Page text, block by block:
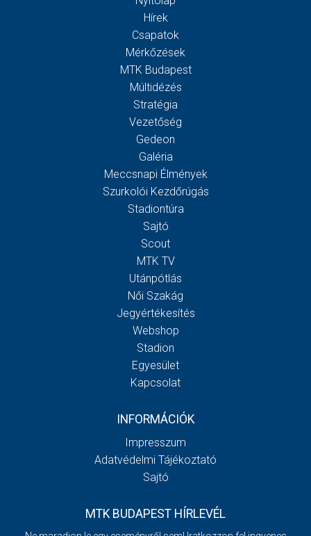
Hírek
Csapatok
Mérkőzések
MTK Budapest
Múltidézés
Stratégia
Vezetőség
Gedeon
Galéria
Meccsnapi Élmények
Szurkolói Kezdőrúgás
Stadiontúra
Sajtó
Scout
MTK TV
Utánpótlás
Női Szakág
Jegyértékesítés
Webshop
Stadion
Egyesület
Kapcsolat
INFORMÁCIÓK
Impresszum
Adatvédelmi Tájékoztató
Sajtó
MTK BUDAPEST HÍRLEVÉL